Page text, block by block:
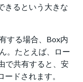
きるという大きな
する場合、Box内
。たとえば、ロー
で共有すると、安
ドされます。